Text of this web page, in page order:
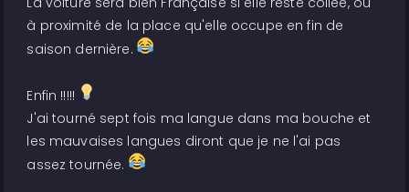
à proximité de la place qu'elle occupe en fin de
saison dernière.
Enfin !!!!!
J'ai tourné sept fois ma langue dans ma bouche et
les mauvaises langues diront que je ne l'ai pas
assez tournée.